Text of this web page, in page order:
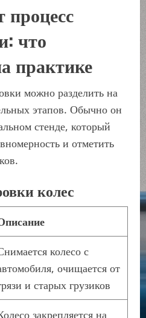
процесс
что
практике
можно разделить на
этапов. Обычно он
стенде, который
и отметить
колес
колесо с
очищается от
и старых грузиков
закрепляется на